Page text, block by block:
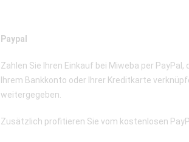
Paypal
Zahlen Sie Ihren Einkauf bei Miweba per
Ihrem Bankkonto oder Ihrer Kreditkarte
weitergegeben.
Zusätzlich profitieren Sie vom kostenlosen